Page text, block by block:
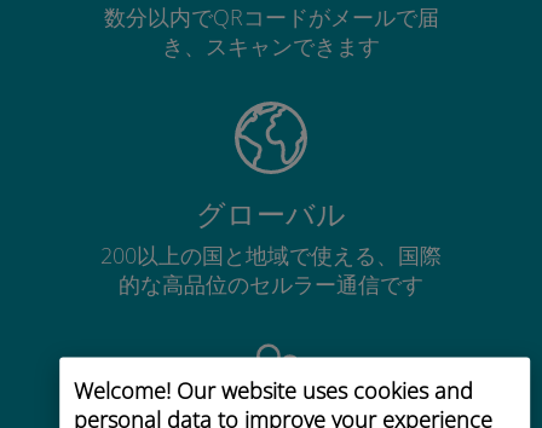
Welcome! Our website uses cookies and
personal data to improve your experience
数分以内でQRコードがメールで届
き、スキャンできます
グローバル
200以上の国と地域で使える、国際
的な高品位のセルラー通信です